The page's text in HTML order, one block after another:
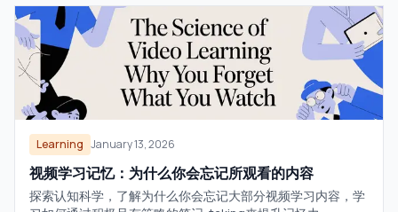
Learning January 13, 2026
视频学习记忆：为什么你会忘记所观看的内容
探索认知科学，了解为什么你会忘记大部分视频学习内容，学